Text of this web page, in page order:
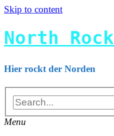
Skip to content
North
Hier rockt der Norden
Menu